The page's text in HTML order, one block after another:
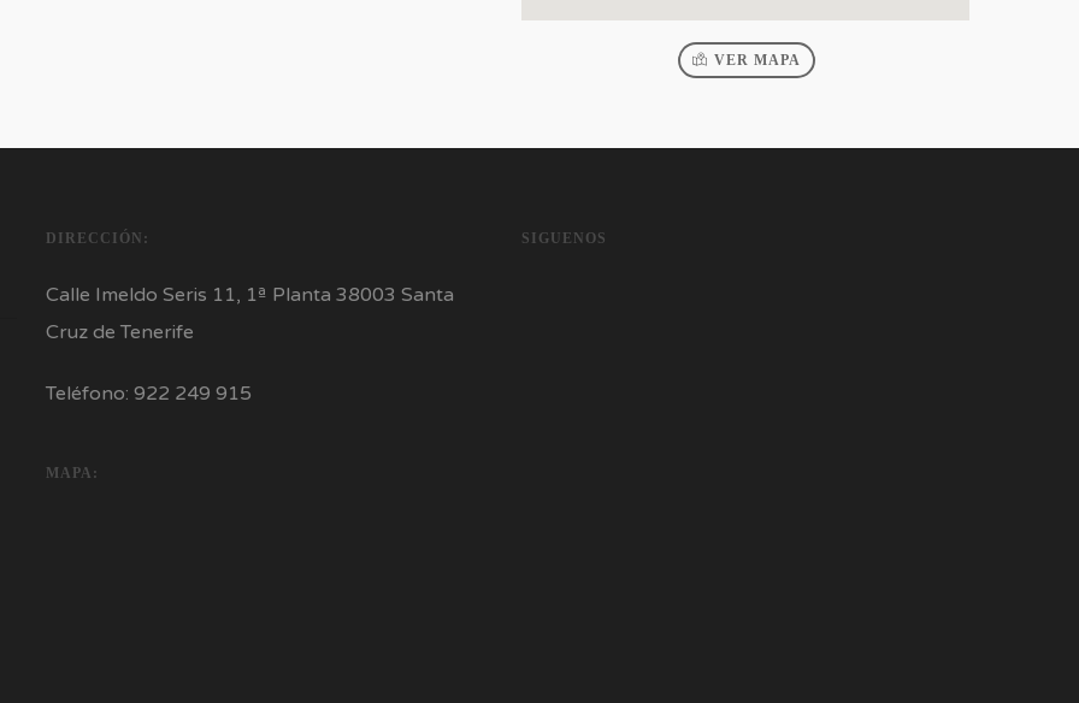
VER MAPA
DIRECCIÓN:
Calle Imeldo Seris 11, 1ª Planta 38003 Santa
Cruz de Tenerife
Teléfono: 922 249 915
MAPA:
SIGUENOS